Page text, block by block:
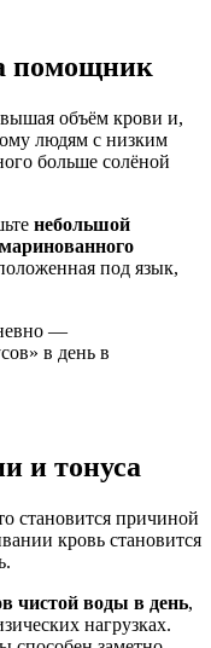
помощник
объём крови и,
людям с низким
больше солёной
небольшой
под язык,
—
в день в
и тонуса
становится причиной
кровь становится
чистой воды в день,
нагрузках.